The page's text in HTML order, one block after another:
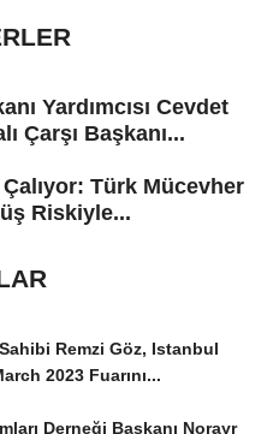
Yardımcısı Cevdet
Çarşı Başkanı...
Türk Mücevher
Riskiyle...
Remzi Göz, Istanbul
2023 Fuarını...
Derneği Başkanı Norayr